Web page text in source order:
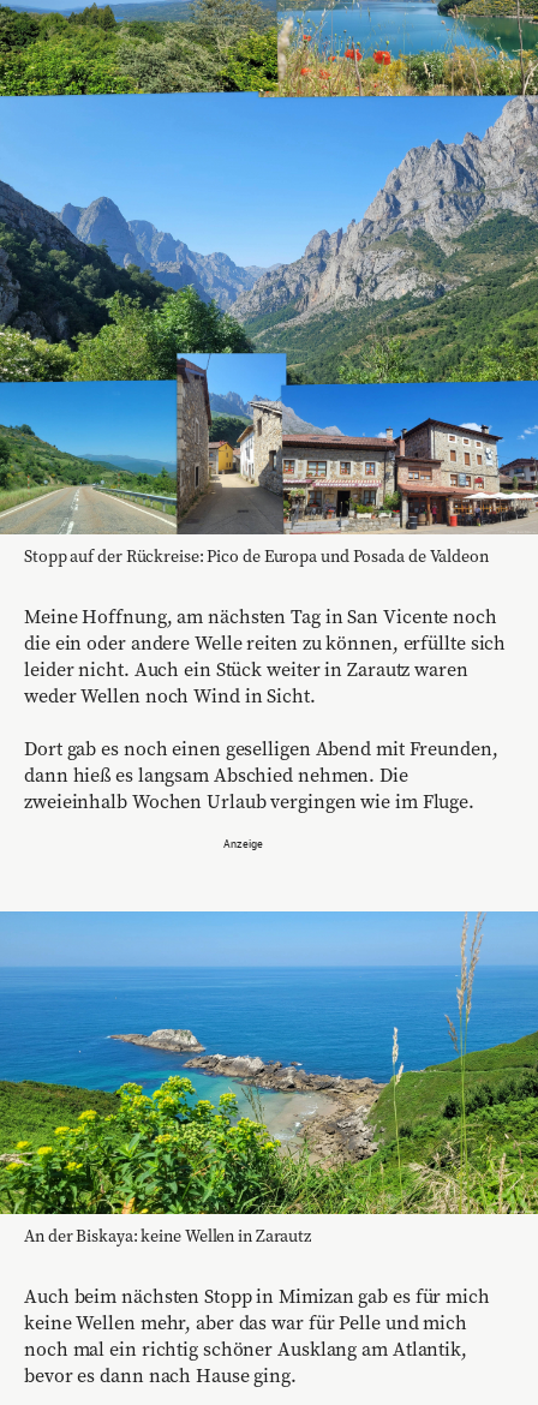
Stopp auf der Rückreise: Pico de Europa und Posada de Valdeon
Meine Hoffnung, am nächsten Tag in San Vicente noch
die ein oder andere Welle reiten zu können, erfüllte sich
leider nicht. Auch ein Stück weiter in Zarautz waren
weder Wellen noch Wind in Sicht.
Dort gab es noch einen geselligen Abend mit Freunden,
dann hieß es langsam Abschied nehmen. Die
zweieinhalb Wochen Urlaub vergingen wie im Fluge.
An der Biskaya: keine Wellen in Zarautz
Auch beim nächsten Stopp in Mimizan gab es für mich
keine Wellen mehr, aber das war für Pelle und mich
noch mal ein richtig schöner Ausklang am Atlantik,
bevor es dann nach Hause ging.